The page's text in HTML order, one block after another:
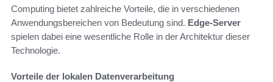
Computing bietet zahlreiche Vorteile, die in verschiedenen
Anwendungsbereichen von Bedeutung sind. Edge-Server
spielen dabei eine wesentliche Rolle in der Architektur dieser
Technologie.
Vorteile der lokalen Datenverarbeitung